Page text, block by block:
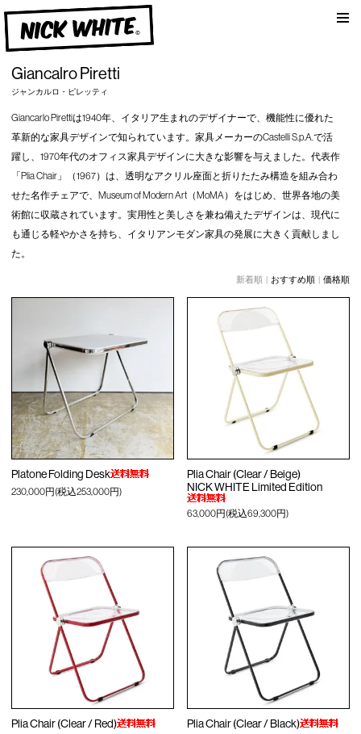
NICK WHITE
Giancalro Piretti
ジャンカルロ・ピレッティ
Giancarlo Pirettiは1940年、イタリア生まれのデザイナーで、機能性に優れた
革新的な家具デザインで知られています。家具メーカーのCastelli S.p.A.で活
躍し、1970年代のオフィス家具デザインに大きな影響を与えました。代表作
「Plia Chair」（1967）は、透明なアクリル座面と折りたたみ構造を組み合わ
せた名作チェアで、Museum of Modern Art（MoMA）をはじめ、世界各地の美
術館に収蔵されています。実用性と美しさを兼ね備えたデザインは、現代に
も通じる軽やかさを持ち、イタリアンモダン家具の発展に大きく貢献しまし
た。
新着順 | おすすめ順| 価格順
Platone Folding Desk
230,000円(税込253,000円)
Plia Chair (Clear / Beige)
NICK WHITE Limited Edition
63,000円(税込69,300円)
Plia Chair (Clear / Red) Plia Chair (Clear / Black)